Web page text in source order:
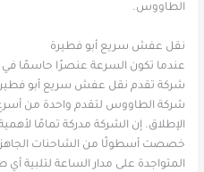
الطاووس.
نقل عفش سريع أبو فطيرة
عندما تكون السرعة عنصرًا حاسمًا في
شركة تقدم نقل عفش سريع أبو
شركة الطاووس لتقدم واحدة من
الإطلاق. إن الشركة مدركة تمامًا
خصصت أسطولًا من الشاحنات الجاهزة
المتواجدة على مدار الساعة